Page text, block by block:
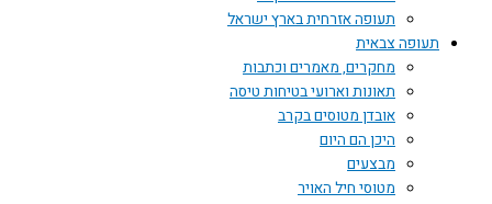
תעופה אזרחית בארץ ישראל
תעופה צבאית
מחקרים, מאמרים וכתבות
תאונות וארועי בטיחות טיסה
אובדן מטוסים בקרב
היכן הם היום
מבצעים
מטוסי חיל האויר